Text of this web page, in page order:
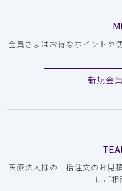
会員さまはお得なポイントや
新規会
医療法人様の一括注文のお見
にご相